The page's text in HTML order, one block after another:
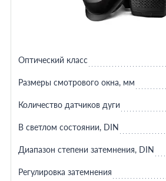
Оптический класс
Размеры смотрового окна, мм
Количество датчиков дуги
В светлом состоянии, DIN
Диапазон степени затемнения, DIN
Регулировка затемнения